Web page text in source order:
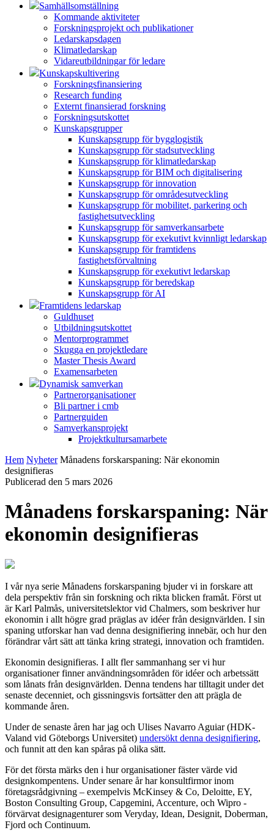
Samhällsomställning
Kommande aktiviteter
Forskningsprojekt och publikationer
Ledarskapsdagen
Klimatledarskap
Vidareutbildningar för ledare
Kunskapskultivering
Forskningsfinansiering
Research funding
Externt finansierad forskning
Forskningsutskottet
Kunskapsgrupper
Kunskapsgrupp för bygglogistik
Kunskapsgrupp för stadsutveckling
Kunskapsgrupp för klimatledarskap
Kunskapsgrupp för BIM och digitalisering
Kunskapsgrupp för innovation
Kunskapsgrupp för områdesutveckling
Kunskapsgrupp för mobilitet, parkering och
fastighetsutveckling
Kunskapsgrupp för samverkansarbete
Kunskapsgrupp för exekutivt kvinnligt ledarskap
Kunskapsgrupp för framtidens
fastighetsförvaltning
Kunskapsgrupp för exekutivt ledarskap
Kunskapsgrupp för beredskap
Kunskapsgrupp för AI
Framtidens ledarskap
Guldhuset
Utbildningsutskottet
Mentorprogrammet
Skugga en projektledare
Master Thesis Award
Examensarbeten
Dynamisk samverkan
Partnerorganisationer
Bli partner i cmb
Partnerguiden
Samverkansprojekt
Projektkultursamarbete
Hem Nyheter Månadens forskarspaning: När ekonomin
designifieras
Publicerad den 5 mars 2026
Månadens forskarspaning: När
ekonomin designifieras
I vår nya serie Månadens forskarspaning bjuder vi in forskare att
dela perspektiv från sin forskning och rikta blicken framåt. Först ut
är Karl Palmås, universitetslektor vid Chalmers, som beskriver hur
ekonomin i allt högre grad präglas av idéer från designvärlden. I sin
spaning utforskar han vad denna designifiering innebär, och hur den
förändrar vårt sätt att tänka kring strategi, innovation och framtiden.
Ekonomin designifieras. I allt fler sammanhang ser vi hur
organisationer finner användningsområden för idéer och arbetssätt
som lånats från designvärlden. Denna tendens har tilltagit under det
senaste decenniet, och gissningsvis fortsätter den att prägla de
kommande åren.
Under de senaste åren har jag och Ulises Navarro Aguiar (HDK-
Valand vid Göteborgs Universitet) undersökt denna designifiering,
och funnit att den kan spåras på olika sätt.
För det första märks den i hur organisationer fäster värde vid
designkompentens. Under senare år har konsultfirmor inom
företagsrådgivning – exempelvis McKinsey & Co, Deloitte, EY,
Boston Consulting Group, Capgemini, Accenture, och Wipro -
förvärvat designagenturer som Veryday, Idean, Designit, Doberman,
Fjord och Continuum.